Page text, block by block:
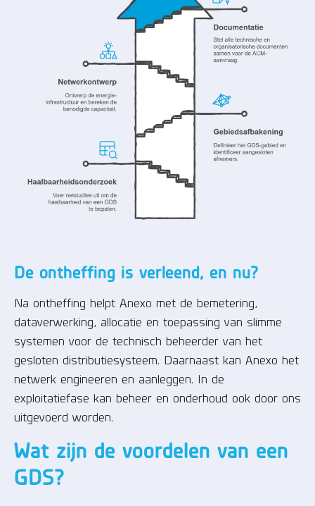
De ontheffing is verleend, en nu?
Na ontheffing helpt Anexo met de bemetering,
dataverwerking, allocatie en toepassing van slimme
systemen voor de technisch beheerder van het
gesloten distributiesysteem. Daarnaast kan Anexo het
netwerk engineeren en aanleggen. In de
exploitatiefase kan beheer en onderhoud ook door ons
uitgevoerd worden.
Wat zijn de voordelen van een
GDS?